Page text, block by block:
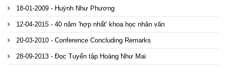
18-01-2009 - Huỳnh Như Phương
12-04-2015 - 40 năm 'hợp nhất' khoa học nhân văn
20-03-2010 - Conference Concluding Remarks
28-09-2013 - Đọc Tuyển tập Hoàng Như Mai